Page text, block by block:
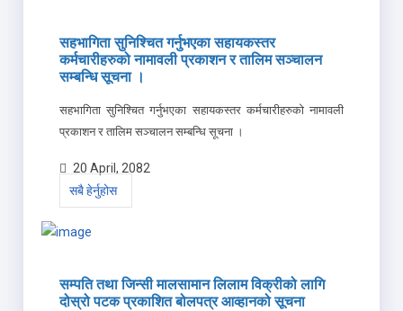
सहभागिता सुनिश्चित गर्नुभएका सहायकस्तर
कर्मचारीहरुको नामावली प्रकाशन र तालिम सञ्चालन
सम्बन्धि सूचना ।
सहभागिता सुनिश्चित गर्नुभएका सहायकस्तर कर्मचारीहरुको नामावली
प्रकाशन र तालिम सञ्चालन सम्बन्धि सूचना ।
20 April, 2082
सबै हेर्नुहोस
सम्पति तथा जिन्सी मालसामान लिलाम विक्रीको लागि
दोस्रो पटक प्रकाशित बोलपत्र आव्हानको सूचना